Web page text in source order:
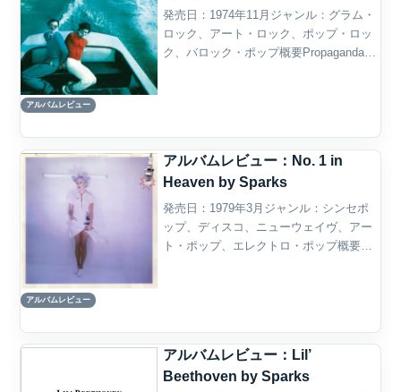
アルバムレビュー
発売日：1974年11月ジャンル：グラム・
ロック、アート・ロック、ポップ・ロッ
ク、バロック・ポップ概要Propaganda
アルバムレビュー
アルバムレビュー：No. 1 in
Heaven by Sparks
発売日：1979年3月ジャンル：シンセポ
ップ、ディスコ、ニューウェイヴ、アー
ト・ポップ、エレクトロ・ポップ概要
アルバムレビュー：Lil’
Beethoven by Sparks